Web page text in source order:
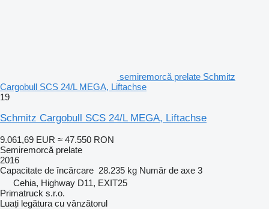
semiremorcă prelate Schmitz
Cargobull SCS 24/L MEGA, Liftachse
19
Schmitz Cargobull SCS 24/L MEGA, Liftachse
9.061,69 EUR ≈ 47.550 RON
Semiremorcă prelate
2016
Capacitate de încărcare 28.235 kg Număr de axe 3
Cehia, Highway D11, EXIT25
Primatruck s.r.o.
Luați legătura cu vânzătorul